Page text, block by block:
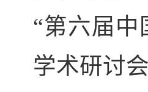
“第六届中
学术研讨